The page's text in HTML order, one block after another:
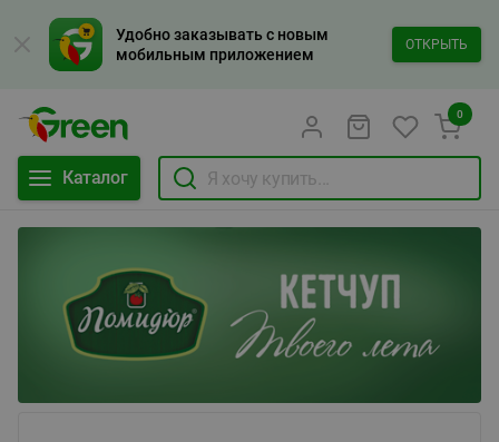
Удобно заказывать с новым
мобильным приложением
ОТКРЫТЬ
Каталог
0